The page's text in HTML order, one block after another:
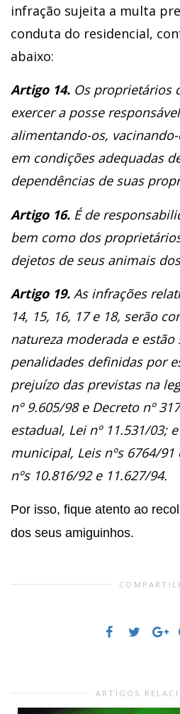
infração sujeita a multa
conduta do residencial,
abaixo:
Artigo 14. Os proprietários
exercer a posse
alimentando-os,
em condições adequadas
dependências de suas
Artigo 16. É de
bem como dos
dejetos de seus animais
Artigo 19. As infrações
14, 15, 16, 17 e 18, serão
natureza moderada e estão
penalidades definidas por
prejuízo das previstas na
nº 9.605/98 e Decreto nº
estadual, Lei nº 11.531/03;
municipal, Leis nºs 6764/
nºs 10.816/92 e 11.627/94.
Por isso, fique atento ao
dos seus amiguinhos.
ARTIGOS